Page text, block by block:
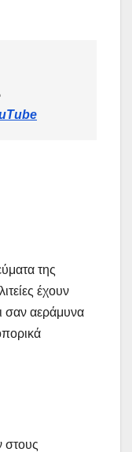
της
έχουν
σαν αεράμυνα
στους